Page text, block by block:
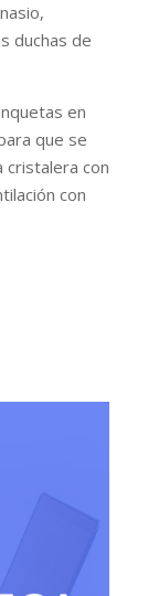
duchas de
en
que se
cristalera con
con